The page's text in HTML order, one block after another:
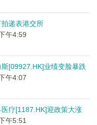
拍递表港交所
午4:59
斯[09927.HK]业绩变脸暴跌
午4:07
医疗[1187.HK]迎政策大涨
午5:51